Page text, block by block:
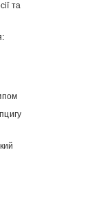
та